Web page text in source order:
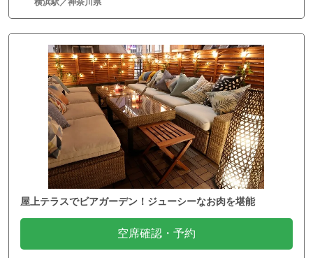
屋上テラスでビアガーデン！ジューシーなお肉を堪能
空席確認・予約